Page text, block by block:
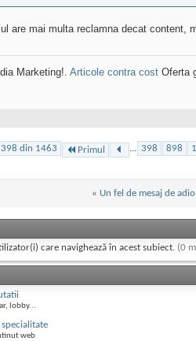
are mai multa reclamna decat content,
Marketing!. Articole contra cost Oferta
din 1463 Primul ... 398 898
« Un fel de mesaj de adio
care navighează în acest subiect. (0
lobby...
web